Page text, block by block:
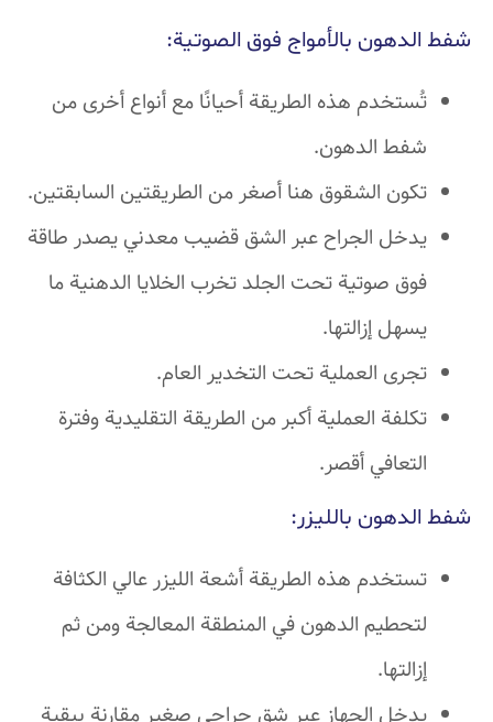
شفط الدهون بالأمواج فوق الصوتية:
تُستخدم هذه الطريقة أحيانًا مع أنواع أخرى من
شفط الدهون.
تكون الشقوق هنا أصغر من الطريقتين السابقتين.
يدخل الجراح عبر الشق قضيب معدني يصدر طاقة
فوق صوتية تحت الجلد تخرب الخلايا الدهنية ما
يسهل إزالتها.
تجرى العملية تحت التخدير العام.
تكلفة العملية أكبر من الطريقة التقليدية وفترة
التعافي أقصر.
شفط الدهون بالليزر:
تستخدم هذه الطريقة أشعة الليزر عالي الكثافة
لتحطيم الدهون في المنطقة المعالجة ومن ثم
إزالتها.